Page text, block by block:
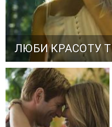
ЛЮБИ КРАСОТУ